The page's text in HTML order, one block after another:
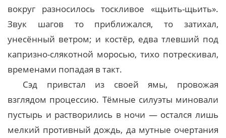
вокруг разносилось тоскливое «щьить-щьить».
Звук шагов то приближался, то затихал,
унесённый ветром; и костёр, едва тлевший под
капризно-слякотной моросью, тихо потрескивал,
временами попадая в такт.
Сэд привстал из своей ямы, провожая
взглядом процессию. Тёмные силуэты миновали
пустырь и растворились в ночи — остался лишь
мелкий противный дождь, да мутные очертания